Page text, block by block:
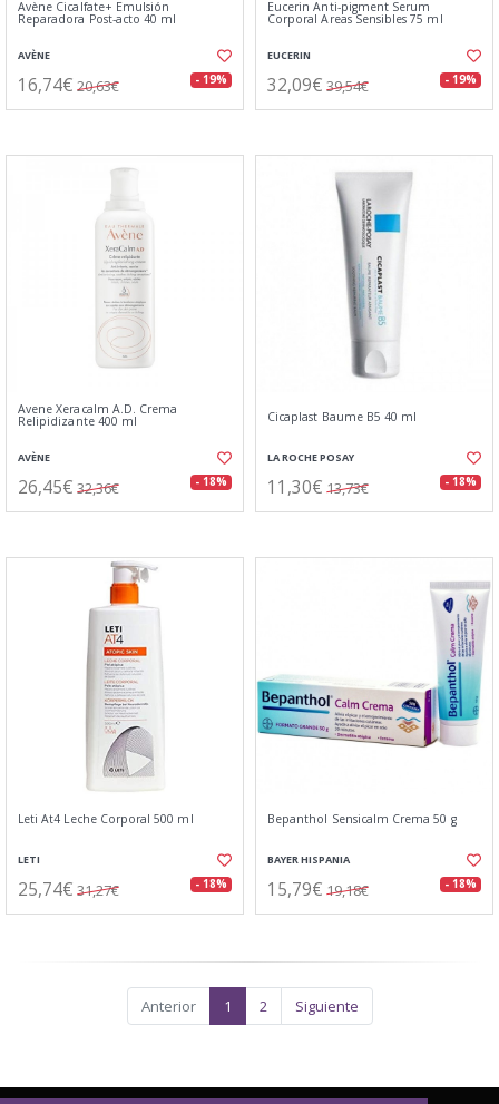
Avène Cicalfate+ Emulsión
Reparadora Post-acto 40 ml
AVÈNE
16,74€ 20,63€ - 19%
Eucerin Anti-pigment Serum
Corporal Areas Sensibles 75 ml
EUCERIN
32,09€ 39,54€ - 19%
Avene Xeracalm A.D. Crema
Relipidizante 400 ml
AVÈNE
26,45€ 32,36€ - 18%
Cicaplast Baume B5 40 ml
LA ROCHE POSAY
11,30€ 13,73€ - 18%
Leti At4 Leche Corporal 500 ml
LETI
25,74€ 31,27€ - 18%
Bepanthol Sensicalm Crema 50 g
BAYER HISPANIA
15,79€ 19,18€ - 18%
Anterior 1 2 Siguiente